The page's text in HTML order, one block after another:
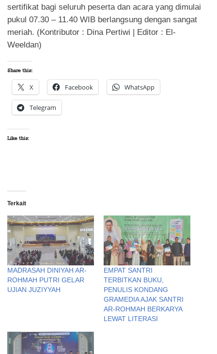
sertifikat bagi seluruh peserta dan acara yang dimulai
pukul 07.30 – 11.40 WIB berlangsung dengan sangat
meriah. (Kontributor : Dina Pertiwi | Editor : El-
Weeldan)
Share this:
X Facebook WhatsApp
Telegram
Like this:
Terkait
MADRASAH DINIYAH AR-
ROHMAH PUTRI GELAR
UJIAN JUZIYYAH
EMPAT SANTRI
TERBITKAN BUKU,
PENULIS KONDANG
GRAMEDIA AJAK SANTRI
AR-ROHMAH BERKARYA
LEWAT LITERASI